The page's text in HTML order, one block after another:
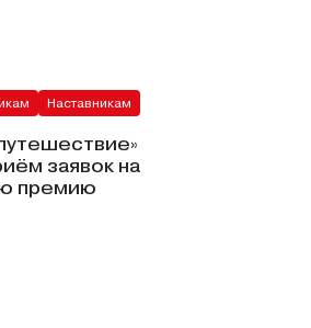
Наставникам
заявок на
премию